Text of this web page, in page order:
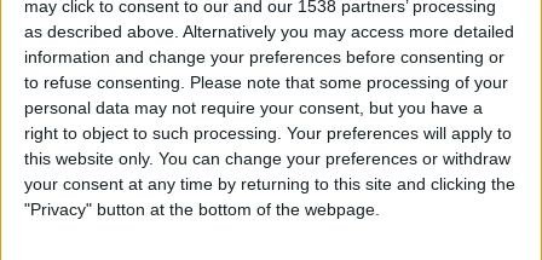
may click to consent to our and our 1538 partners’ processing
as described above. Alternatively you may access more detailed
information and change your preferences before consenting or
to refuse consenting.
Please note that some processing of your
personal data may not require your consent, but you have a
right to object to such processing. Your preferences will apply to
this website only. You can change your preferences or withdraw
your consent at any time by returning to this site and clicking the
"Privacy" button at the bottom of the webpage.
el mateix o si, justament, és testimoni dels anhels,
somnis i ideals d’un temps i com a tal, part de la
història. A Barcelona, per exemple, perquè hi ha la
Plaça de les Glòries Catalanes, a més dels carrers
dedicats a València, Mallorca, Provença, Rosselló,
Còrsega, Sardenya, Sicília i Nàpols, a Villarroel,